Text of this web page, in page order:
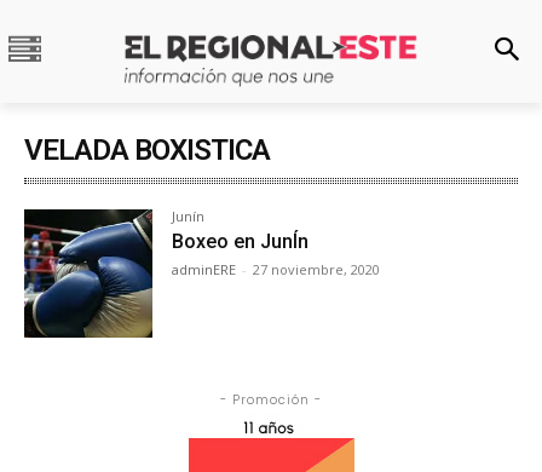
VELADA BOXISTICA
Junín
Boxeo en JunÍn
adminERE - 27 noviembre, 2020
- Promoción -